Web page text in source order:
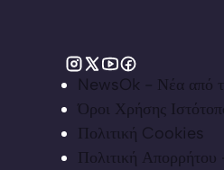
NewsOk - Νέα από
Όροι Χρήσης
Πολιτική Cookies
Πολιτική